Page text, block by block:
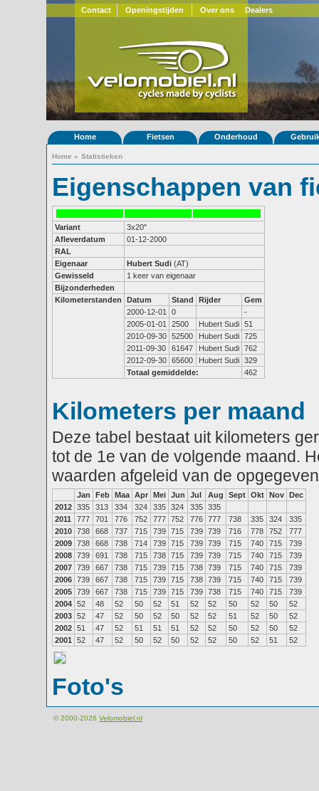
Contact Openingstijden Over ons Dealers
Home Fietsen Onderhoud
Home » Statistieken
Eigenschappen van
Variant
3x20"
Afleverdatum
01-12-2000
RAL
Eigenaar
Hubert Sudi (AT)
Gewisseld
1 keer van eigenaar
Bijzonderheden
Kilometerstanden
Datum Stand Rijder
Gem
2000-12-01
0
-
2005-01-01
2500 Hubert Sudi 51
2010-09-30 52500 Hubert Sudi 725
2011-09-30
61647 Hubert Sudi 762
2012-09-30 65600 Hubert Sudi 329
Totaal gemiddelde:
462
Kilometers per maand
Deze tabel bestaat uit kilometers
tot de 1e van de volgende maand.
waarden afgeleid van de
Jan Feb Maa Apr Mei Jun Jul Aug Sept Okt Nov Dec
2012 335 313 334 324 335 324 335 335
2011
777 701 776 752 777 752 776 777 738 335 324
335
2010 738 668 737 715 739 715 739 739 716 778 752
777
2009 738 668 738 714 739 715 739 739 715 740 715
739
2008 739 691 738 715 738 715 739 739 715 740 715
739
2007 739 667 738 715 739 715 738 739 715 740 715
739
2006 739 667 738 715 739 715 738 739 715 740 715
739
2005 739 667 738 715 739 715 739 738 715 740 715
739
2004 52 48 52 50 52 51 52 52 50 52 50
52
2003 52 47 52 50 52 50 52 52 51 52 50
52
2002 51 47 52 51 51 51 52 52 50 52 50
52
2001
52 47 52 50 52 50 52 52 50 52 51 52
Foto's
© 2000-2026 Velomobiel.nl